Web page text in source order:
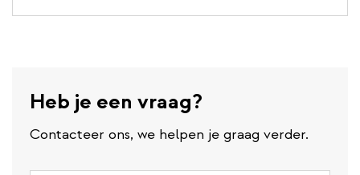
Heb je een vraag?
Contacteer ons, we helpen je graag verder.